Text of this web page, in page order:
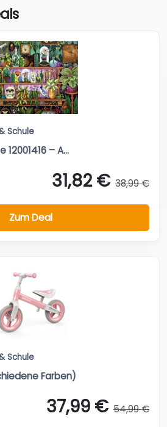
Schule
– A...
31,82 € 38,99 €
Zum Deal
Schule
Farben)
37,99 € 54,99 €